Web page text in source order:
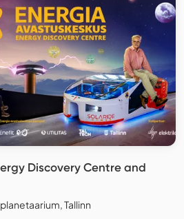
Discovery Centre and
Tallinn